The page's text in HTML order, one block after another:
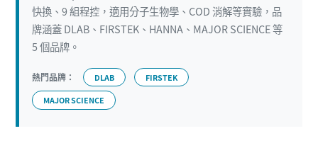
快換、9 組程控，適用分子生物學、COD 消解等實驗，品
牌涵蓋 DLAB、FIRSTEK、HANNA、MAJOR SCIENCE 等
5 個品牌。
熱門品牌： DLAB FIRSTEK
MAJOR SCIENCE